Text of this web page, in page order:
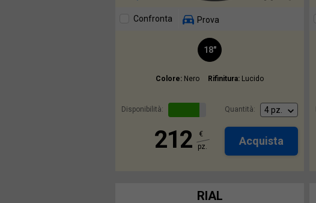
Confronta Prova
18"
Colore: Nero Rifinitura: Lucido
Disponibilità: Quantità:
212
€
pz.
Acquista
RIAL